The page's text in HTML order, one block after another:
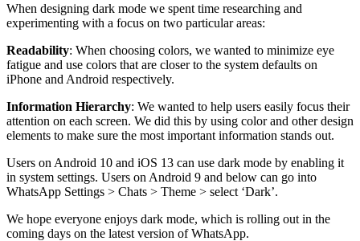
When designing dark mode we spent time researching and
experimenting with a focus on two particular areas:
Readability: When choosing colors, we wanted to minimize eye
fatigue and use colors that are closer to the system defaults on
iPhone and Android respectively.
Information Hierarchy: We wanted to help users easily focus their
attention on each screen. We did this by using color and other design
elements to make sure the most important information stands out.
Users on Android 10 and iOS 13 can use dark mode by enabling it
in system settings. Users on Android 9 and below can go into
WhatsApp Settings > Chats > Theme > select ‘Dark’.
We hope everyone enjoys dark mode, which is rolling out in the
coming days on the latest version of WhatsApp.